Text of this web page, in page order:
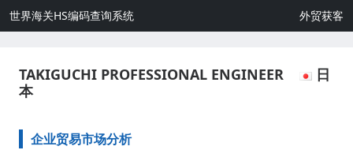
世界海关HS编码查询系统 外贸获客
TAKIGUCHI PROFESSIONAL ENGINEER
日
本
企业贸易市场分析